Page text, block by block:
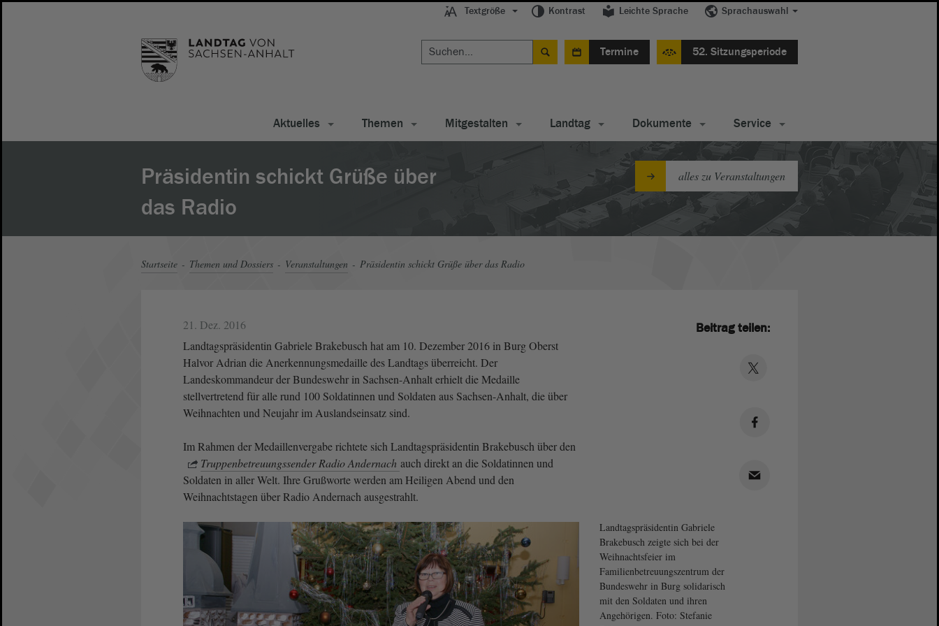
Textgröße Kontrast Leichte Sprache Sprachauswahl
Termine 52. Sitzungsperiode
Aktuelles Themen Mitgestalten Landtag Dokumente Service
Präsidentin schickt Grüße über
das Radio
alles zu Veranstaltungen
Startseite Themen und Dossiers Veranstaltungen Präsidentin schickt Grüße über das Radio
21. Dez. 2016
Landtagspräsidentin Gabriele Brakebusch hat am 10. Dezember 2016 in Burg Oberst
Halvor Adrian die Anerkennungsmedaille des Landtags überreicht. Der
Landeskommandeur der Bundeswehr in Sachsen-Anhalt erhielt die Medaille
stellvertretend für alle rund 100 Soldatinnen und Soldaten aus Sachsen-Anhalt, die über
Weihnachten und Neujahr im Auslandseinsatz sind.
Im Rahmen der Medaillenvergabe richtete sich Landtagspräsidentin Brakebusch über den
Truppenbetreuungssender Radio Andernach auch direkt an die Soldatinnen und
Soldaten in aller Welt. Ihre Grußworte werden am Heiligen Abend und den
Weihnachtstagen über Radio Andernach ausgestrahlt.
Landtagspräsidentin Gabriele
Brakebusch zeigte sich bei der
Weihnachtsfeier im
Familienbetreuungszentrum der
Bundeswehr in Burg solidarisch
mit den Soldaten und ihren
Angehörigen. Foto: Stefanie
Beitrag teilen: